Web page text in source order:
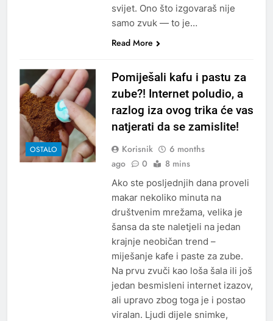
svijet. Ono što izgovaraš nije
samo zvuk — to je…
Read More
OSTALO
Pomiješali kafu i pastu za
zube?! Internet poludio, a
razlog iza ovog trika će vas
natjerati da se zamislite!
Korisnik
6 months
ago
0 8 mins
Ako ste posljednjih dana proveli
makar nekoliko minuta na
društvenim mrežama, velika je
šansa da ste naletjeli na jedan
krajnje neobičan trend –
miješanje kafe i paste za zube.
Na prvu zvuči kao loša šala ili još
jedan besmisleni internet izazov,
ali upravo zbog toga je i postao
viralan. Ljudi dijele snimke,